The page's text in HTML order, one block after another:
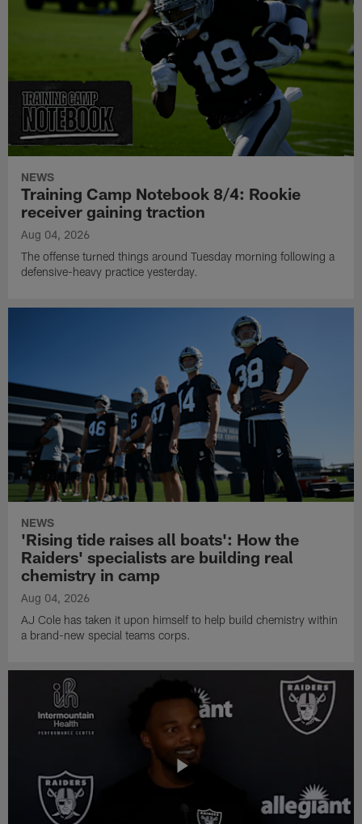
NEWS
Training Camp Notebook 8/4: Rookie
receiver gaining traction
Aug 04, 2026
The offense turned things around Tuesday morning following a
defensive-heavy practice yesterday.
NEWS
'Rising tide raises all boats': How the
Raiders' specialists are building real
chemistry in camp
Aug 04, 2026
AJ Cole has taken it upon himself to help build chemistry within
a brand-new special teams corps.